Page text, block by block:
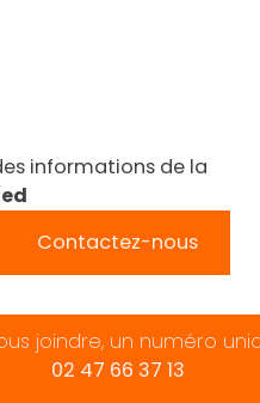
informations de la
Contactez-nous
joindre, un numéro
02 47 66 37 13